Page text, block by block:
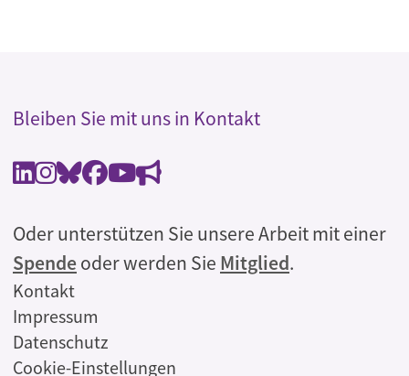
Bleiben Sie mit uns in Kontakt
Oder unterstützen Sie unsere Arbeit mit einer
Spendeoder werden Sie Mitglied.
Rechtliches
Kontakt
Impressum
Datenschutz
Cookie-Einstellungen